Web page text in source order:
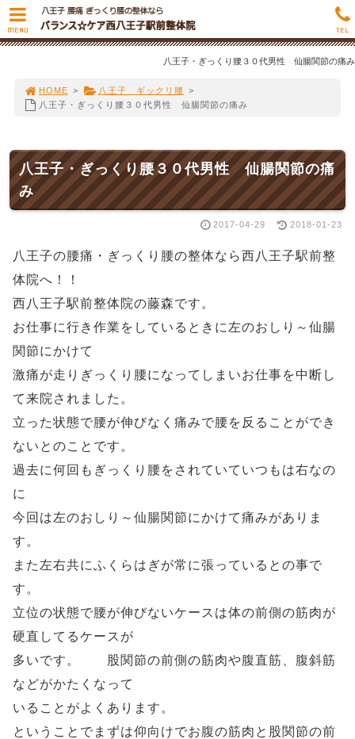
八王子・ぎっくり腰３０代男性 仙腸関節の痛み
HOME > 八王子 ギックリ腰 >
八王子・ぎっくり腰３０代男性 仙腸関節の痛み
八王子・ぎっくり腰３０代男性 仙腸関節の痛
み
2017-04-29 2018-01-23
八王子の腰痛・ぎっくり腰の整体なら西八王子駅前整
体院へ！！
西八王子駅前整体院の藤森です。
お仕事に行き作業をしているときに左のおしり～仙腸
関節にかけて
激痛が走りぎっくり腰になってしまいお仕事を中断し
て来院されました。
立った状態で腰が伸びなく痛みで腰を反ることができ
ないとのことです。
過去に何回もぎっくり腰をされていていつもは右なの
に
今回は左のおしり～仙腸関節にかけて痛みがありま
す。
また左右共にふくらはぎが常に張っているとの事で
す。
立位の状態で腰が伸びないケースは体の前側の筋肉が
硬直してるケースが
多いです。 股関節の前側の筋肉や腹直筋、腹斜筋
などがかたくなって
いることがよくあります。
ということでまずは仰向けでお腹の筋肉と股関節の前
MENU TEL